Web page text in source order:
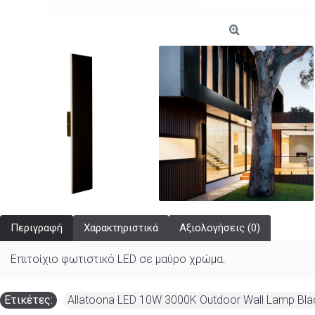
Περιγραφή Χαρακτηριστικά Αξιολογήσεις (0)
Επιτοίχιο φωτιστικό LED σε μαύρο χρώμα.
Ετικέτες: Allatoona LED 10W 3000K Outdoor Wall Lamp